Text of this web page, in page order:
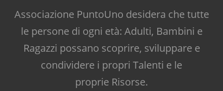
Associazione PuntoUno desidera che tutte
le persone di ogni età: Adulti, Bambini e
Ragazzi possano scoprire, sviluppare e
condividere i propri Talenti e le
proprie Risorse.